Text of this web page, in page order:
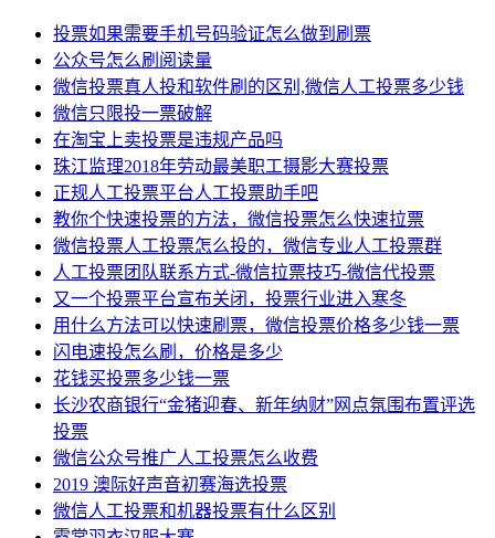
投票如果需要手机号码验证怎么做到刷票
公众号怎么刷阅读量
微信投票真人投和软件刷的区别,微信人工投票多少钱
微信只限投一票破解
在淘宝上卖投票是违规产品吗
珠江监理2018年劳动最美职工摄影大赛投票
正规人工投票平台人工投票助手吧
教你个快速投票的方法，微信投票怎么快速拉票
微信投票人工投票怎么投的，微信专业人工投票群
人工投票团队联系方式-微信拉票技巧-微信代投票
又一个投票平台宣布关闭，投票行业进入寒冬
用什么方法可以快速刷票，微信投票价格多少钱一票
闪电速投怎么刷，价格是多少
花钱买投票多少钱一票
长沙农商银行“金猪迎春、新年纳财”网点氛围布置评选
投票
微信公众号推广人工投票怎么收费
2019 澳际好声音初赛海选投票
微信人工投票和机器投票有什么区别